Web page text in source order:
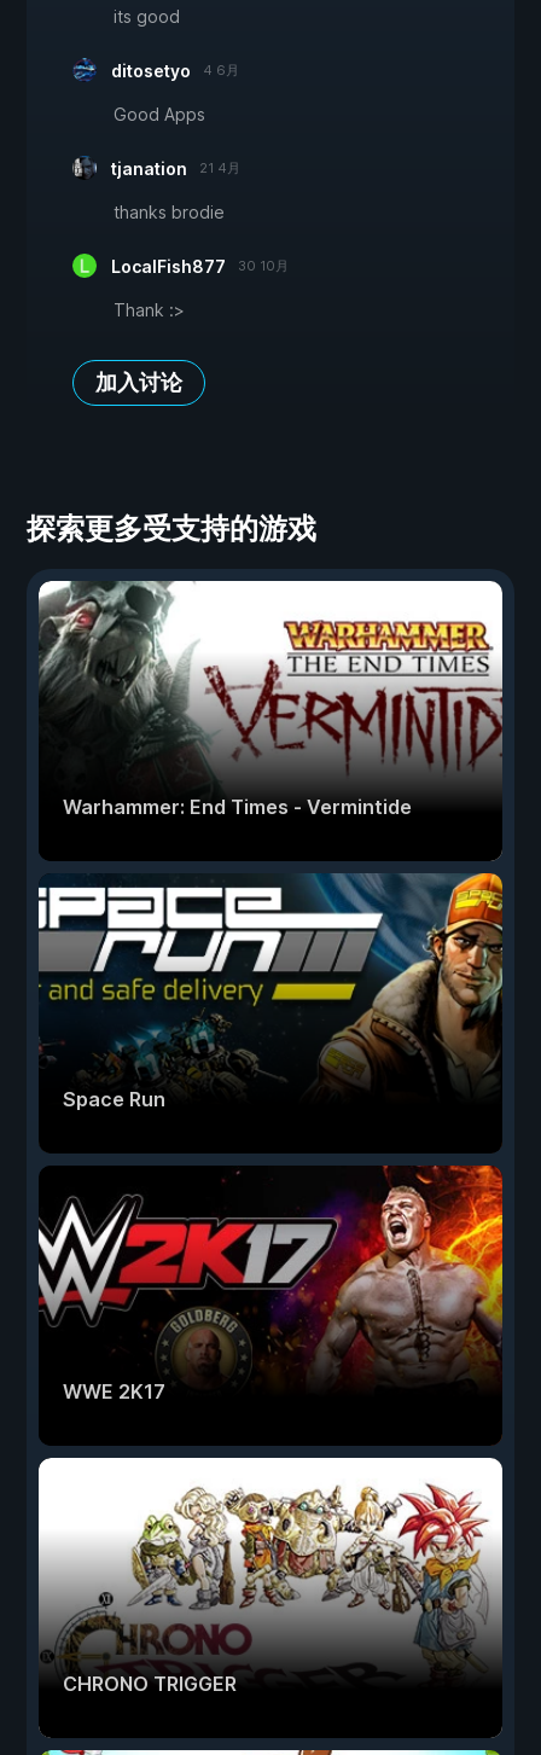
its good
ditosetyo 4 6月
Good Apps
tjanation 21 4月
thanks brodie
LocalFish877 30 10月
Thank :>
加入讨论
探索更多受支持的游戏
Warhammer: End Times - Vermintide
Space Run
WWE 2K17
CHRONO TRIGGER